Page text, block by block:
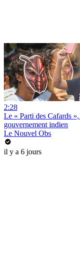
2:28
Le « Parti des Cafards
gouvernement indien
Le Nouvel Obs
il y a 6 jours